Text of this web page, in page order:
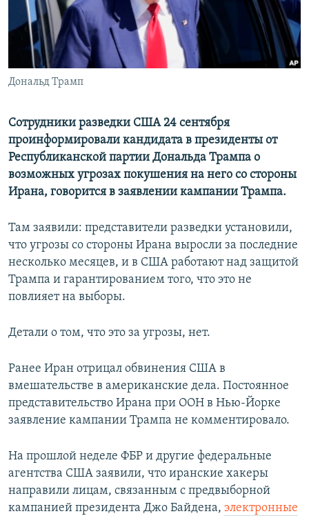
ПОБЕДИТЕЛЕЙ НЕ СУДЯТ?
КРЫМ.НЕПОКОРЕННЫЙ
ELIFBE
УКРАИНСКАЯ ПРОБЛЕМА КРЫМА
ПРИСОЕДИНЯЙТЕСЬ!
Дональд Трамп
Сотрудники разведки США 24 сентября
проинформировали кандидата в президенты от
Республиканской партии Дональда Трампа о
возможных угрозах покушения на него со стороны
Ирана, говорится в заявлении кампании Трампа.
Там заявили: представители разведки установили,
что угрозы со стороны Ирана выросли за последние
несколько месяцев, и в США работают над защитой
Трампа и гарантированием того, что это не
повлияет на выборы.
Детали о том, что это за угрозы, нет.
Ранее Иран отрицал обвинения США в
вмешательстве в американские дела. Постоянное
представительство Ирана при ООН в Нью-Йорке
заявление кампании Трампа не комментировало.
На прошлой неделе ФБР и другие федеральные
агентства США заявили, что иранские хакеры
направили лицам, связанным с предвыборной
кампанией президента Джо Байдена, электронные